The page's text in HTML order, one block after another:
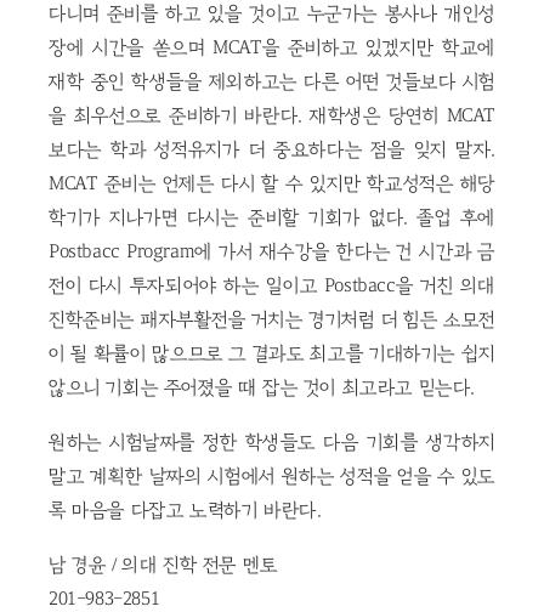
다니며 준비를 하고 있을 것이고 누군가는 봉사나 개인성
장에 시간을 쏟으며 MCAT을 준비하고 있겠지만 학교에
재학 중인 학생들을 제외하고는 다른 어떤 것들보다 시험
을 최우선으로 준비하기 바란다. 재학생은 당연히 MCAT
보다는 학과 성적유지가 더 중요하다는 점을 잊지 말자.
MCAT 준비는 언제든 다시 할 수 있지만 학교성적은 해당
학기가 지나가면 다시는 준비할 기회가 없다. 졸업 후에
Postbacc Program에 가서 재수강을 한다는 건 시간과 금
전이 다시 투자되어야 하는 일이고 Postbacc을 거친 의대
진학준비는 패자부활전을 거치는 경기처럼 더 힘든 소모전
이 될 확률이 많으므로 그 결과도 최고를 기대하기는 쉽지
않으니 기회는 주어졌을 때 잡는 것이 최고라고 믿는다.
원하는 시험날짜를 정한 학생들도 다음 기회를 생각하지
말고 계획한 날짜의 시험에서 원하는 성적을 얻을 수 있도
록 마음을 다잡고 노력하기 바란다.
남 경윤 / 의대 진학 전문 멘토
201-983-2851